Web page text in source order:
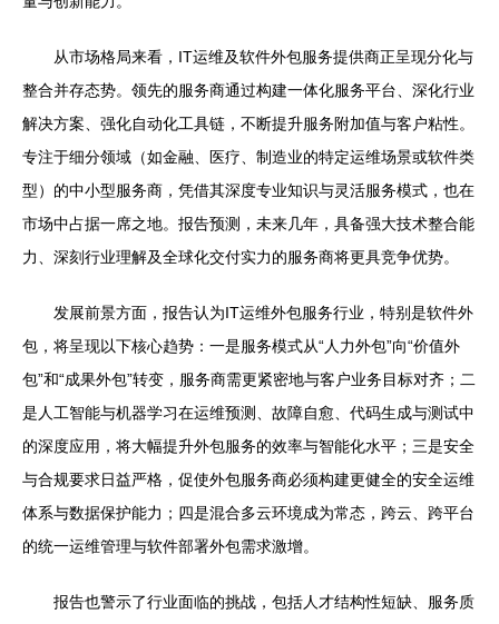
从市场格局来看，IT运维及软件外包服务提供商正呈现分化与
整合并存态势。领先的服务商通过构建一体化服务平台、深化行业
解决方案、强化自动化工具链，不断提升服务附加值与客户粘性。
专注于细分领域（如金融、医疗、制造业的特定运维场景或软件类
型）的中小型服务商，凭借其深度专业知识与灵活服务模式，也在
市场中占据一席之地。报告预测，未来几年，具备强大技术整合能
力、深刻行业理解及全球化交付实力的服务商将更具竞争优势。
发展前景方面，报告认为IT运维外包服务行业，特别是软件外
包，将呈现以下核心趋势：一是服务模式从“人力外包”向“价值外
包”和“成果外包”转变，服务商需更紧密地与客户业务目标对齐；二
是人工智能与机器学习在运维预测、故障自愈、代码生成与测试中
的深度应用，将大幅提升外包服务的效率与智能化水平；三是安全
与合规要求日益严格，促使外包服务商必须构建更健全的安全运维
体系与数据保护能力；四是混合多云环境成为常态，跨云、跨平台
的统一运维管理与软件部署外包需求激增。
报告也警示了行业面临的挑战，包括人才结构性短缺、服务质